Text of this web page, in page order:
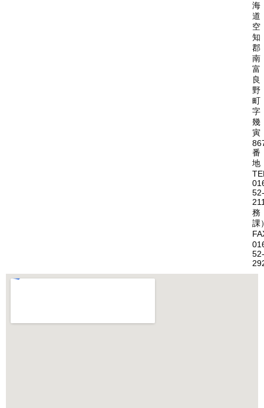
海
道
空
知
郡
南
富
良
野
町
字
幾
寅
番
地
52-
務
課
52-